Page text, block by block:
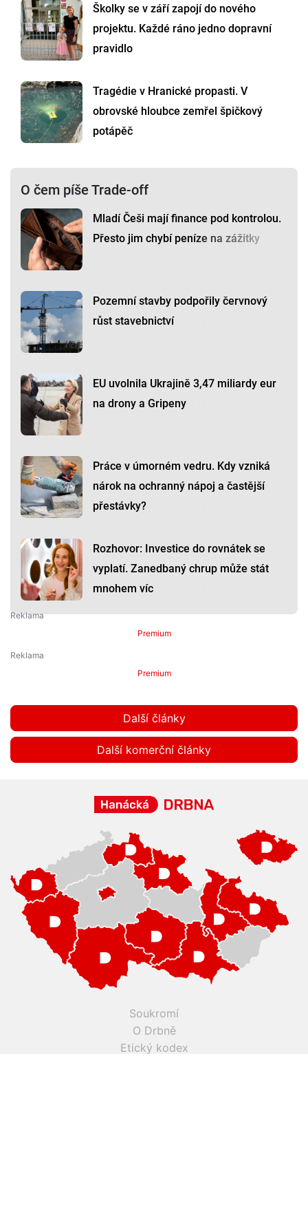
Školky se v září zapojí do nového
projektu. Každé ráno jedno dopravní
pravidlo
Tragédie v Hranické propasti. V
obrovské hloubce zemřel špičkový
potápěč
O čem píše Trade-off
Mladí Češi mají finance pod kontrolou.
Přesto jim chybí peníze na zážitky
Pozemní stavby podpořily červnový
růst stavebnictví
EU uvolnila Ukrajině 3,47 miliardy eur
na drony a Gripeny
Práce v úmorném vedru. Kdy vzniká
nárok na ochranný nápoj a častější
přestávky?
Rozhovor: Investice do rovnátek se
vyplatí. Zanedbaný chrup může stát
mnohem víc
Premium
Premium
Další články
Další komerční články
Soukromí
O Drbně
Etický kodex